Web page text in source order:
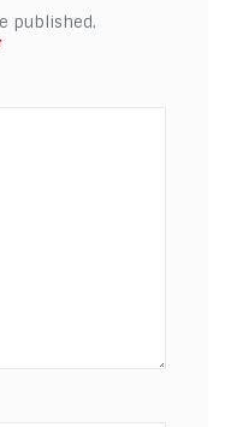
published.